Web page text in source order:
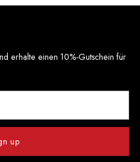
erhalte einen 10%-Gutschein für
up